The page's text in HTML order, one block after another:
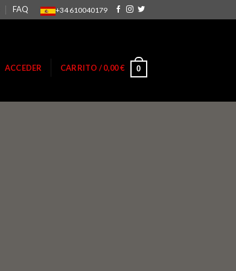
FAQ +34 610040179
ACCEDER CARRITO /0,00€ 0